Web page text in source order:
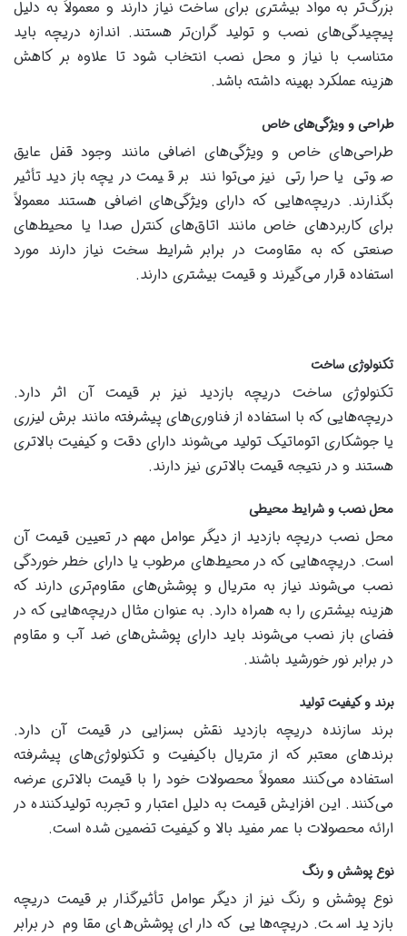
بزرگ‌تر به مواد بیشتری برای ساخت نیاز دارند و معمولاً به دلیل
پیچیدگی‌های نصب و تولید گران‌تر هستند. اندازه دریچه باید
متناسب با نیاز و محل نصب انتخاب شود تا علاوه بر کاهش
هزینه عملکرد بهینه داشته باشد.
طراحی و ویژگی‌های خاص
طراحی‌های خاص و ویژگی‌های اضافی مانند وجود قفل عایق
صوتی یا حرارتی نیز می‌توانند بر قیمت دریچه بازدید تأثیر
بگذارند. دریچه‌هایی که دارای ویژگی‌های اضافی هستند معمولاً
برای کاربردهای خاص مانند اتاق‌های کنترل صدا یا محیط‌های
صنعتی که به مقاومت در برابر شرایط سخت نیاز دارند مورد
استفاده قرار می‌گیرند و قیمت بیشتری دارند.
تکنولوژی ساخت
تکنولوژی ساخت دریچه بازدید نیز بر قیمت آن اثر دارد.
دریچه‌هایی که با استفاده از فناوری‌های پیشرفته مانند برش لیزری
یا جوشکاری اتوماتیک تولید می‌شوند دارای دقت و کیفیت بالاتری
هستند و در نتیجه قیمت بالاتری نیز دارند.
محل نصب و شرایط محیطی
محل نصب دریچه بازدید از دیگر عوامل مهم در تعیین قیمت آن
است. دریچه‌هایی که در محیط‌های مرطوب یا دارای خطر خوردگی
نصب می‌شوند نیاز به متریال و پوشش‌های مقاوم‌تری دارند که
هزینه بیشتری را به همراه دارد. به عنوان مثال دریچه‌هایی که در
فضای باز نصب می‌شوند باید دارای پوشش‌های ضد آب و مقاوم
در برابر نور خورشید باشند.
برند و کیفیت تولید
برند سازنده دریچه بازدید نقش بسزایی در قیمت آن دارد.
برندهای معتبر که از متریال باکیفیت و تکنولوژی‌های پیشرفته
استفاده می‌کنند معمولاً محصولات خود را با قیمت بالاتری عرضه
می‌کنند. این افزایش قیمت به دلیل اعتبار و تجربه تولیدکننده در
ارائه محصولات با عمر مفید بالا و کیفیت تضمین شده است.
نوع پوشش و رنگ
نوع پوشش و رنگ نیز از دیگر عوامل تأثیرگذار بر قیمت دریچه
بازدید است. دریچه‌هایی که دارای پوشش‌های مقاوم در برابر